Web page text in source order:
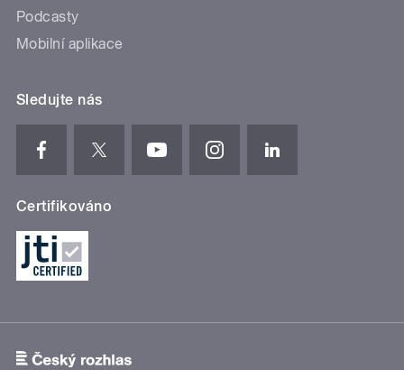
Podcasty
Mobilní aplikace
Sledujte nás
Certifikováno